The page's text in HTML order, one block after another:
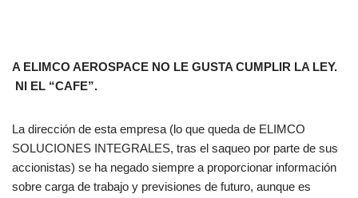
A ELIMCO AEROSPACE NO LE GUSTA CUMPLIR LA LEY.
NI EL “CAFE”.
La dirección de esta empresa (lo que queda de ELIMCO
SOLUCIONES INTEGRALES, tras el saqueo por parte de sus
accionistas) se ha negado siempre a proporcionar información
sobre carga de trabajo y previsiones de futuro, aunque es